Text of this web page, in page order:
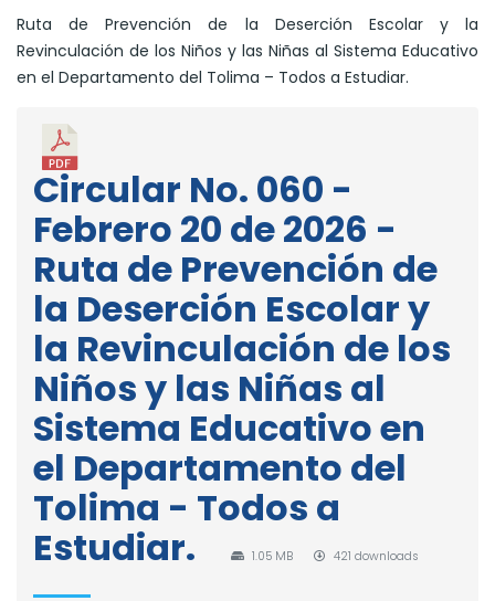
Ruta de Prevención de la Deserción Escolar y la
Revinculación de los Niños y las Niñas al Sistema Educativo
en el Departamento del Tolima – Todos a Estudiar.
Circular No. 060 -
Febrero 20 de 2026 -
Ruta de Prevención de
la Deserción Escolar y
la Revinculación de los
Niños y las Niñas al
Sistema Educativo en
el Departamento del
Tolima - Todos a
Estudiar.
1.05 MB 421 downloads